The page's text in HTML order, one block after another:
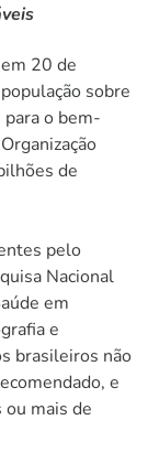
20 de
sobre
o bem-
de
pelo
Nacional
em
e
brasileiros não
e
mais de